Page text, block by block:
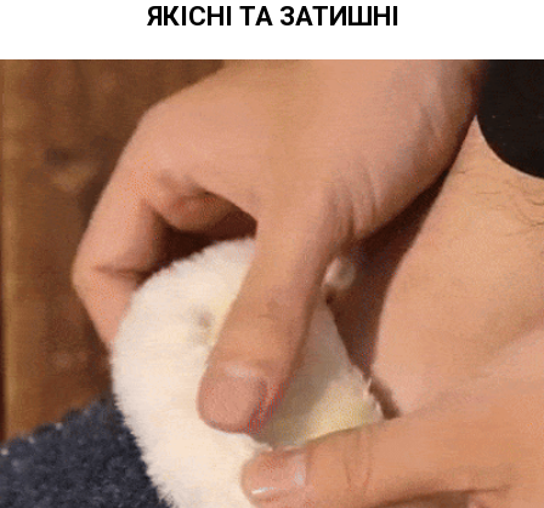
ЯКІСНІ ТА ЗАТИШНІ